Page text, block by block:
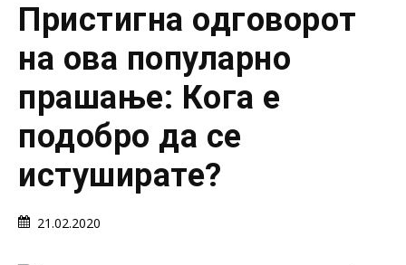
Пристигна одговорот
на ова популарно
прашање: Кога е
подобро да се
истуширате?
21.02.2020